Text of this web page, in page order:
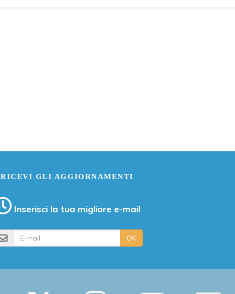
RICEVI GLI AGGIORNAMENTI
Inserisci la tua migliore e-mail
OK